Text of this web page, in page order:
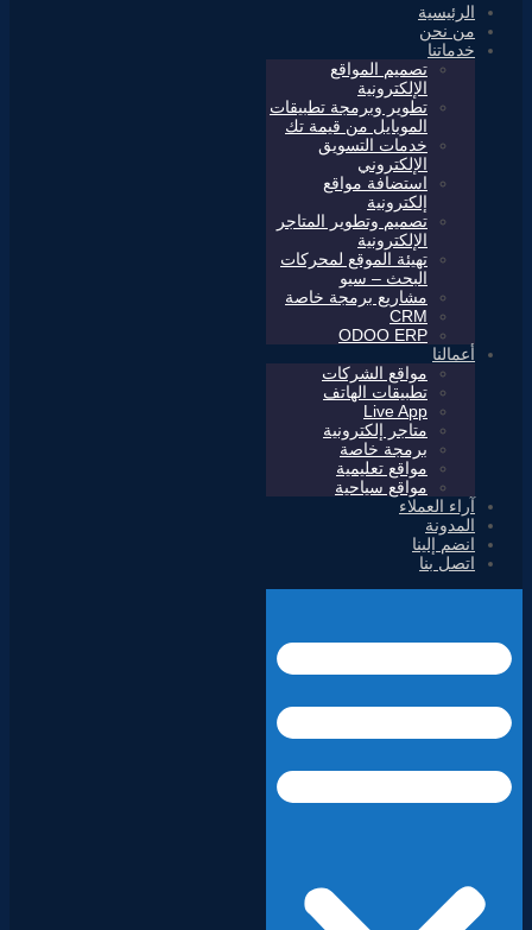
الرئيسية
من نحن
خدماتنا
تصميم المواقع
الإلكترونية
تطوير وبرمجة تطبيقات
الموبايل من قيمة تك
خدمات التسويق
الإلكتروني
استضافة مواقع
إلكترونية
تصميم وتطوير المتاجر
الإلكترونية
تهيئة الموقع لمحركات
البحث – سيو
مشاريع برمجة خاصة
CRM
ODOO ERP
أعمالنا
مواقع الشركات
تطبيقات الهاتف
Live App
متاجر إلكترونية
برمجة خاصة
مواقع تعليمية
مواقع سياحية
آراء العملاء
المدونة
انضم إلينا
اتصل بنا